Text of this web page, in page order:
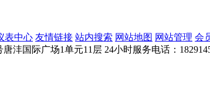
表中心 友情链接 站内搜索 网站地图 网站管理 会
沣国际广场1单元11层 24小时服务电话：